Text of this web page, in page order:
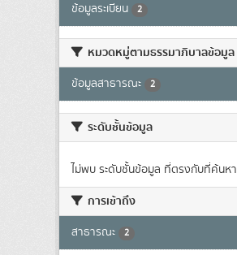
ข้อมูลระเบียน 2
หมวดหมู่ตามธรรมาภิบาลข้อมูล
ข้อมูลสาธารณะ 2
ระดับชั้นข้อมูล
ไม่พบ ระดับชั้นข้อมูล ที่ตรงกับที่ค้นหา
การเข้าถึง
สาธารณะ 2